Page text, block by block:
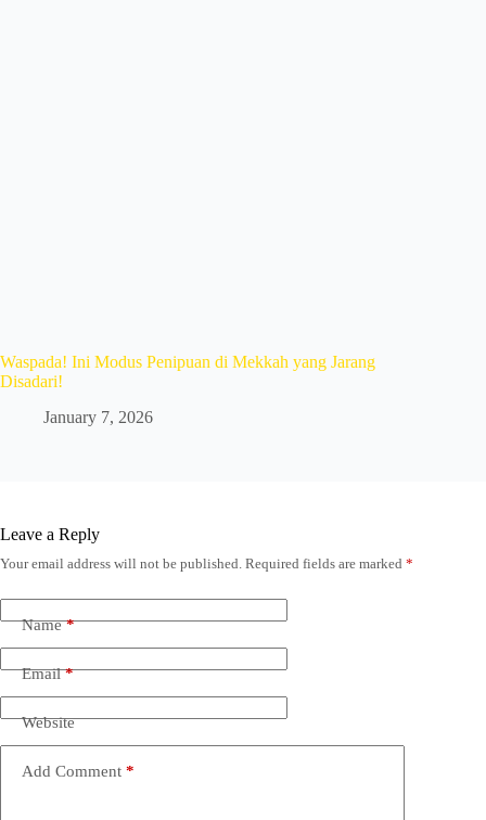
Waspada! Ini Modus Penipuan di Mekkah yang Jarang
Disadari!
January 7, 2026
Leave a Reply
Your email address will not be published. Required fields are marked *
Name*
Email*
Website
Add Comment *